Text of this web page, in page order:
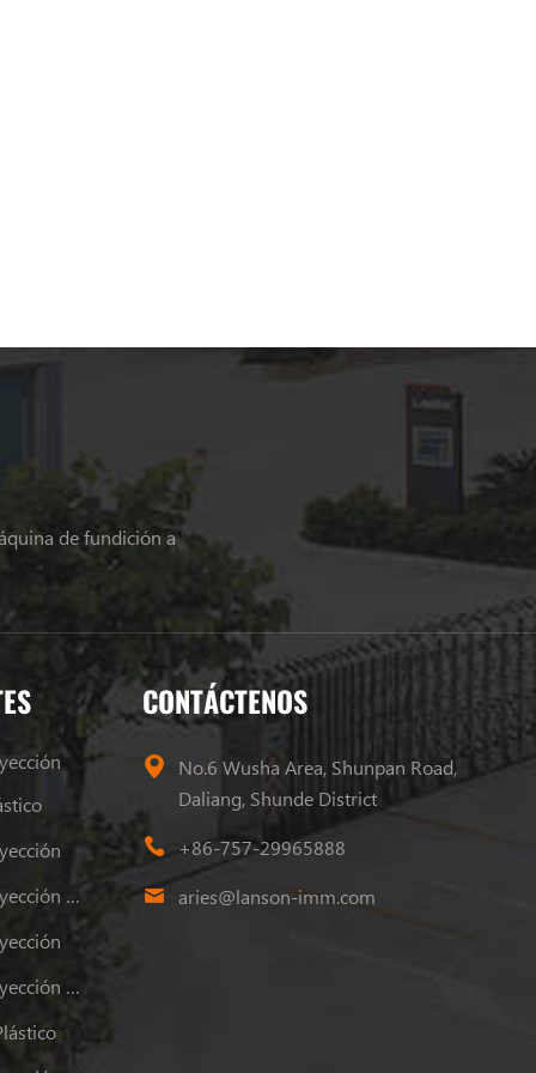
de fundición a
Máquina De Moldeo Por Inyección De Plástico
Máquina De Moldeo Por Inyección De Plástico
CONTÁCTENOS
No.6 Wusha Area, Shunpan Road,
Daliang, Shunde District
+86-757-29965888
aries@lanson-imm.com